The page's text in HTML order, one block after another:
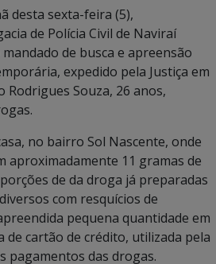
desta sexta-feira (5),
de Polícia Civil de Naviraí
de busca e apreensão
expedido pela Justiça em
Souza, 26 anos,
no bairro Sol Nascente, onde
aproximadamente 11 gramas de
de da droga já preparadas
com resquícios de
pequena quantidade em
de cartão de crédito, utilizada pela
pagamentos das drogas.